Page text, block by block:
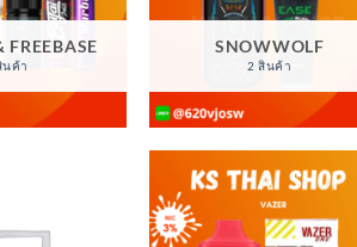
FREEBASE
นค้า
SNOWWOLF
2 สินค้า